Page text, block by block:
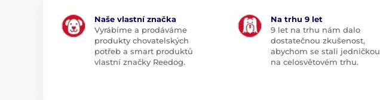
Naše vlastní značka
Vyrábíme a prodáváme
produkty chovatelských
potřeb a smart produktů
vlastní značky Reedog.
Na trhu 9 let
9 let na trhu nám dalo
dostatečnou zkušenost,
abychom se stali jedničkou
na celosvětovém trhu.